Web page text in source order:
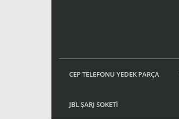
CEP TELEFONU YEDEK PARÇA
JBL ŞARJ SOKETİ